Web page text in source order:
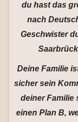
du hast das
nach
Geschwister
Deine Familie
sicher sein
deiner Familie
einen Plan B,